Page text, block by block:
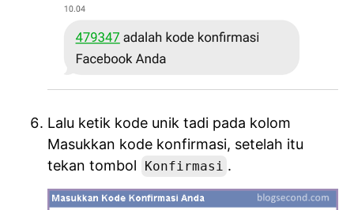
Lalu ketik kode unik tadi pada kolom
Masukkan kode konfirmasi, setelah itu
tekan tombol
Konfirmasi .